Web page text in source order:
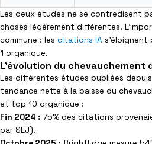
Les deux études ne se contredisent
choses légèrement différentes.
commune : les citations IA s’éloignent
1 organique.
L'évolution du chevauchement
Les différentes études publiées
tendance nette à la baisse du
et top 10 organique :
Fin 2024 : 75% des citations
par SEJ).